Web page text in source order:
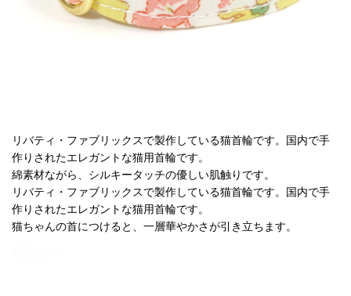
リバティ・ファブリックスで製作している猫首輪です。国内で手
作りされたエレガントな猫用首輪です。
綿素材ながら、シルキータッチの優しい肌触りです。
リバティ・ファブリックスで製作している猫首輪です。国内で手
作りされたエレガントな猫用首輪です。
猫ちゃんの首につけると、一層華やかさが引き立ちます。